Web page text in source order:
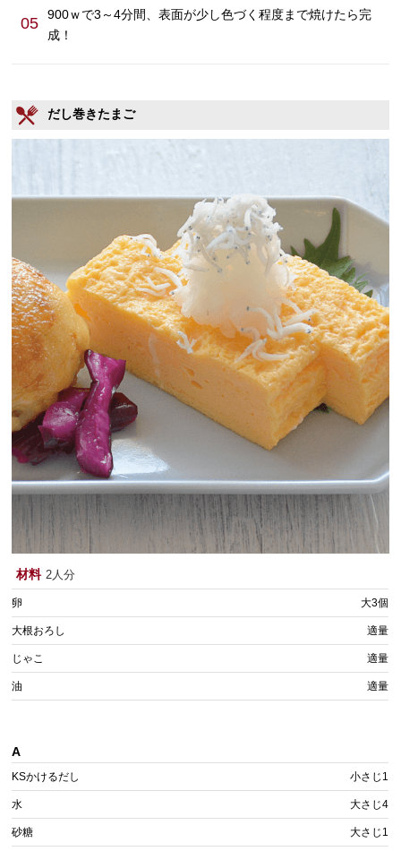
05
900ｗで3～4分間、表面が少し色づく程度まで焼けたら完
成！
だし巻きたまご
材料 2人分
卵 大3個
大根おろし 適量
じゃこ 適量
油 適量
A
KSかけるだし 小さじ1
水 大さじ4
砂糖 大さじ1